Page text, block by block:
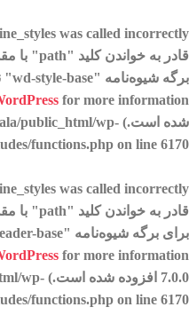
was called incorrectly
برگه شیوه‌نامه "wd-style-base" نیستیم. Please see
شده است.) in public_html/wp-
functions.php on line 6170
was called incorrectly
برای برگه شیوه‌نامه "wd-header-base" نیستیم. Please see
7.0.0 افزوده شده است.) in
wp-
functions.php on line 6170